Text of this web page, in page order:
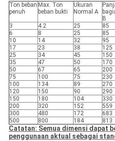
Ton beban
penuh
Max. Ton
beban bukti
Ukuran
Normal A
B
3
4.2 25 85
6
8 25 85
10
14 32 95
17
23 38 125
25
34 45 150
35
47 50 170
50
67 65 200
75
100 75 230
100
134 89 270
120
150 90 290
150
180 104 330
200
320 152 559
300
480 172 683
500
800 184 813
Catatan: Semua dimensi dapat
penggunaan aktual sebagai